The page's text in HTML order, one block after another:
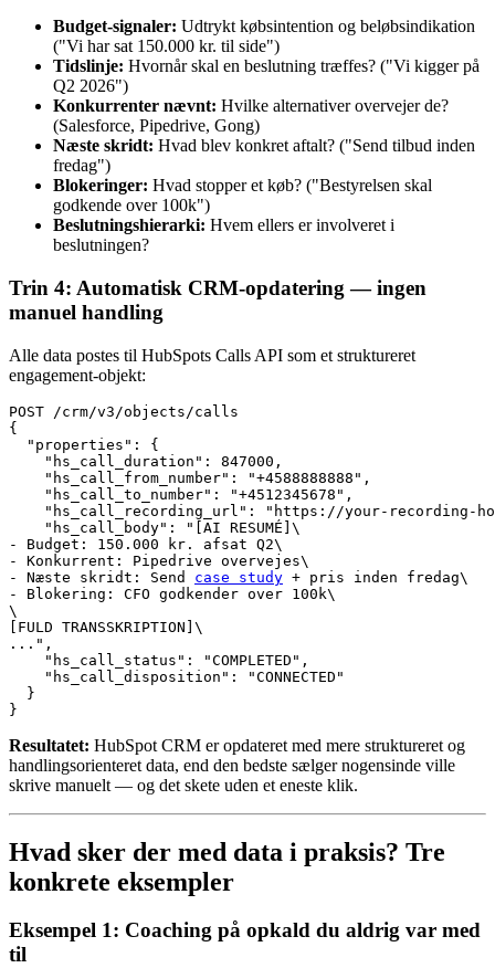
Budget-signaler: Udtrykt købsintention og beløbsindikation
("Vi har sat 150.000 kr. til side")
Tidslinje: Hvornår skal en beslutning træffes? ("Vi kigger på
Q2 2026")
Konkurrenter nævnt: Hvilke alternativer overvejer de?
(Salesforce, Pipedrive, Gong)
Næste skridt: Hvad blev konkret aftalt? ("Send tilbud inden
fredag")
Blokeringer: Hvad stopper et køb? ("Bestyrelsen skal
godkende over 100k")
Beslutningshierarki: Hvem ellers er involveret i
beslutningen?
Trin 4: Automatisk CRM-opdatering — ingen
manuel handling
Alle data postes til HubSpots Calls API som et struktureret
engagement-objekt:
POST /crm/v3/objects/calls
{
  "properties": {
    "hs_call_duration": 847000,
    "hs_call_from_number": "+4588888888",
    "hs_call_to_number": "+4512345678",
"hs_call_recording_url": "https://your-recording-
    "hs_call_body": "[AI RESUMÉ]\
- Budget: 150.000 kr. afsat Q2\
- Konkurrent: Pipedrive overvejes\
- Næste skridt: Send case study + pris inden fredag\
- Blokering: CFO godkender over 100k\
\
[FULD TRANSSKRIPTION]\
...",
    "hs_call_status": "COMPLETED",
    "hs_call_disposition": "CONNECTED"
  }
Resultatet: HubSpot CRM er opdateret med mere struktureret og
handlingsorienteret data, end den bedste sælger nogensinde ville
skrive manuelt — og det skete uden et eneste klik.
Hvad sker der med data i praksis? Tre
konkrete eksempler
Eksempel 1: Coaching på opkald du aldrig var med
til